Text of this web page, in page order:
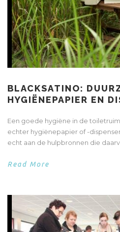
BLACKSATINO:
HYGIËNEPAPIER EN
Een goede hygiëne in de
echter hygiënepapier of -
echt aan de hulpbronnen die
Read More